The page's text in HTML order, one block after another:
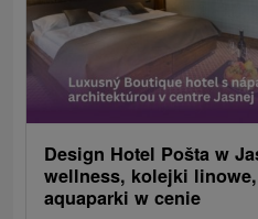
Design Hotel Pošta w
wellness, kolejki
aquaparki w cenie